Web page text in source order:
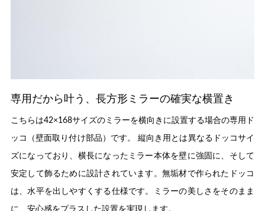
専用だから叶う、長方形ミラーの確実な横置き
こちらは42×168サイズのミラーを横向きに設置する場合の専用ド
ッコ（壁面取り付け部品）です。 縦向き用とは異なるドッコサイ
ズになっており、横長になったミラー本体を壁に強固に、そして
安定して飾るために設計されています。無垢材で作られたドッコ
は、水平を出しやすくする仕様です。ミラーの美しさをそのまま
に、安心感をプラスした設置を実現します。